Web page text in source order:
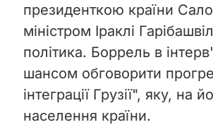
президенткою країни
міністром Іраклі
політика. Боррель в
шансом обговорити
інтеграції Грузії", яку, на
населення країни.